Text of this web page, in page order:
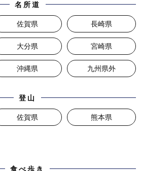
名所道
佐賀県 長崎県
大分県 宮崎県
沖縄県 九州県外
登山
佐賀県 熊本県
食べ歩き